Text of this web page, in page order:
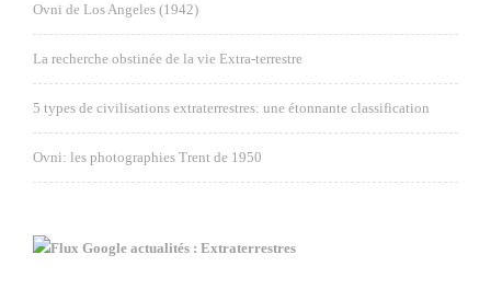
Ovni de Los Angeles (1942)
La recherche obstinée de la vie Extra-terrestre
5 types de civilisations extraterrestres: une étonnante classification
Ovni: les photographies Trent de 1950
Google actualités : Extraterrestres